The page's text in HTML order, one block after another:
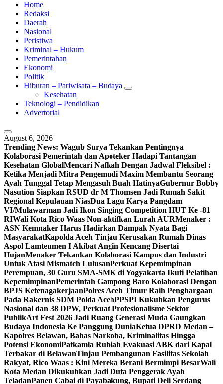
Home
Redaksi
Daerah
Nasional
Peristiwa
Kriminal – Hukum
Pemerintahan
Ekonomi
Politik
Hiburan – Pariwisata – Budaya
Kesehatan
Teknologi – Pendidikan
Advertorial
August 6, 2026
Trending News: Wagub Surya Tekankan Pentingnya
Kolaborasi Pemerintah dan Apoteker Hadapi Tantangan
Kesehatan GlobalMencari Nafkah Dengan Jadwal Fleksibel :
Ketika Menjadi Mitra Pengemudi Maxim Membantu Seorang
Ayah Tunggal Tetap Mengasuh Buah HatinyaGubernur Bobby
Nasution Siapkan RSUD dr M Thomsen Jadi Rumah Sakit
Regional Kepulauan NiasDua Lagu Karya Pangdam
VI/Mulawarman Jadi Ikon Singing Competition HUT Ke -81
RIWali Kota Rico Waas Non-aktifkan Lurah AURMenaker :
ASN Kemnaker Harus Hadirkan Dampak Nyata Bagi
MasyarakatKapolda Aceh Tinjau Kerusakan Rumah Dinas
Aspol Lamteumen I Akibat Angin Kencang Disertai
HujanMenaker Tekankan Kolaborasi Kampus dan Industri
Untuk Atasi Mismatch LulusanPerkuat Kepemimpinan
Perempuan, 30 Guru SMA-SMK di Yogyakarta Ikuti Pelatihan
KepemimpinanPemerintah Gampong Baro Kolaborasi Dengan
BPJS KetenagakerjaanPolres Aceh Timur Raih Penghargaan
Pada Rakernis SDM Polda AcehPPSPI Kukuhkan Pengurus
Nasional dan 38 DPW, Perkuat Profesionalisme Sektor
PublikArt Fest 2026 Jadi Ruang Generasi Muda Gaungkan
Budaya Indonesia Ke Panggung DuniaKetua DPRD Medan –
Kapolres Belawan, Bahas Narkoba, Kriminalitas Hingga
Potensi EkonomiPatkamla Rubiah Evakuasi ABK dari Kapal
Terbakar di BelawanTinjau Pembangunan Fasilitas Sekolah
Rakyat, Rico Waas : Kini Mereka Berani Bermimpi BesarWali
Kota Medan Dikukuhkan Jadi Duta Penggerak Ayah
TeladanPanen Cabai di Payabakung, Bupati Deli Serdang